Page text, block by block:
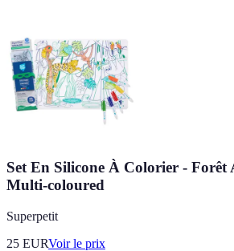
Set En Silicone À Colorier - Forêt
Multi-coloured
Superpetit
25 EURVoir le prix